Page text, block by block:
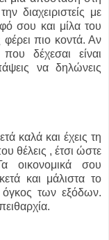
διαχειριστείς με
σου και μίλα του
πιο κοντά. Αν
δέχεσαι είναι
να δηλώνεις
καλά και έχεις τη
θέλεις , έτσι ώστε
οικονομικά σου
και μάλιστα το
όγκος των εξόδων.